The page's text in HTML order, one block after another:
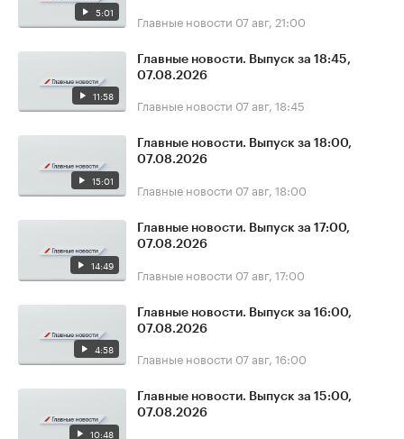
5:01 Главные новости 07 авг, 21:00
11:58
Главные новости. Выпуск за 18:45,
07.08.2026
Главные новости 07 авг, 18:45
15:01
Главные новости. Выпуск за 18:00,
07.08.2026
Главные новости 07 авг, 18:00
14:49
Главные новости. Выпуск за 17:00,
07.08.2026
Главные новости 07 авг, 17:00
4:58
Главные новости. Выпуск за 16:00,
07.08.2026
Главные новости 07 авг, 16:00
10:48
Главные новости. Выпуск за 15:00,
07.08.2026